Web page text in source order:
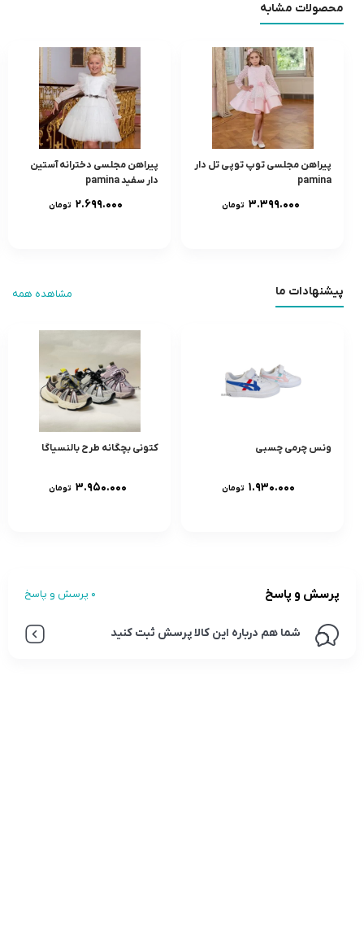
محصولات مشابه
پیراهن مجلسی توپ توپی تل دار
pamina
۳.۳۹۹.۰۰۰ تومان
پیراهن مجلسی دخترانه آستین
دار سفید pamina
۲.۶۹۹.۰۰۰ تومان
پیشنهادات ما مشاهده همه
ونس چرمی چسبی
۱.۹۳۰.۰۰۰ تومان
کتونی بچگانه طرح بالنسیاگا
۳.۹۵۰.۰۰۰ تومان
پرسش و پاسخ 0 پرسش و پاسخ
شما هم درباره این کالا پرسش ثبت کنید